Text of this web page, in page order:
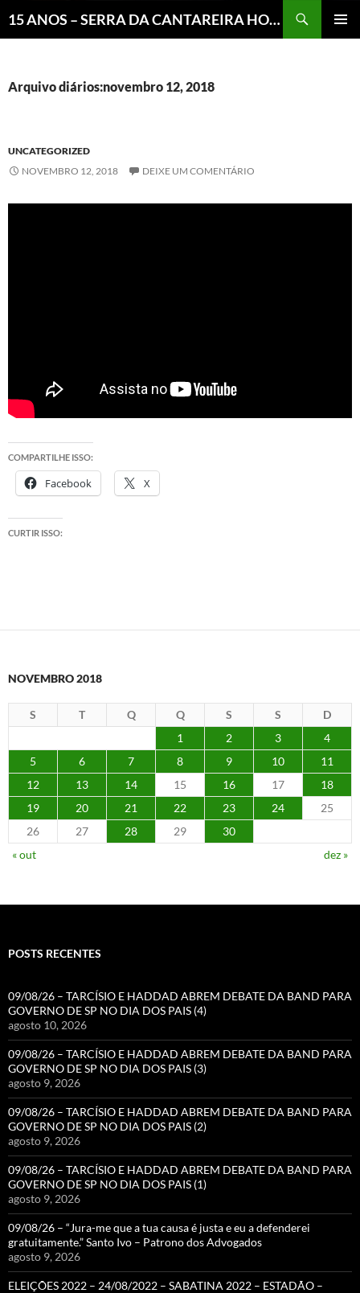
15 ANOS – SERRA DA CANTAREIRA HOJE E COTIDIANO DO BRASIL E DO MUNDO
Arquivo diários:novembro 12, 2018
UNCATEGORIZED
NOVEMBRO 12, 2018
DEIXE UM COMENTÁRIO
COMPARTILHE ISSO:
Facebook X
CURTIR ISSO:
NOVEMBRO 2018
S T Q Q S S
D
1
2 3
4
5
6 7 8 9 10
11
12
13 14 15 16 17
18
19
20 21 22 23 24
25
26
27 28 29
30
« out
dez »
POSTS RECENTES
09/08/26 – TARCÍSIO E HADDAD ABREM DEBATE DA BAND PARA
GOVERNO DE SP NO DIA DOS PAIS (4)
agosto 10, 2026
09/08/26 – TARCÍSIO E HADDAD ABREM DEBATE DA BAND PARA
GOVERNO DE SP NO DIA DOS PAIS (3)
agosto 9, 2026
09/08/26 – TARCÍSIO E HADDAD ABREM DEBATE DA BAND PARA
GOVERNO DE SP NO DIA DOS PAIS (2)
agosto 9, 2026
09/08/26 – TARCÍSIO E HADDAD ABREM DEBATE DA BAND PARA
GOVERNO DE SP NO DIA DOS PAIS (1)
agosto 9, 2026
09/08/26 – “Jura-me que a tua causa é justa e eu a defenderei
gratuitamente.” Santo Ivo – Patrono dos Advogados
agosto 9, 2026
ELEIÇÕES 2022 – 24/08/2022 – SABATINA 2022 – ESTADÃO –